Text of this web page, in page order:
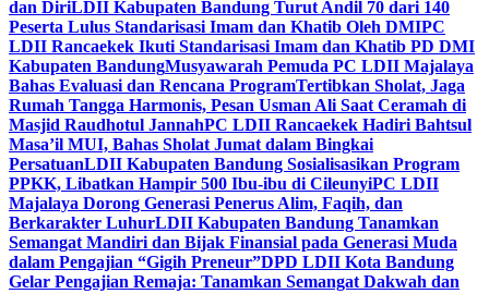
dan DiriLDII Kabupaten Bandung Turut Andil 70 dari 140
Peserta Lulus Standarisasi Imam dan Khatib Oleh DMIPC
LDII Rancaekek Ikuti Standarisasi Imam dan Khatib PD DMI
Kabupaten BandungMusyawarah Pemuda PC LDII Majalaya
Bahas Evaluasi dan Rencana ProgramTertibkan Sholat, Jaga
Rumah Tangga Harmonis, Pesan Usman Ali Saat Ceramah di
Masjid Raudhotul JannahPC LDII Rancaekek Hadiri Bahtsul
Masa’il MUI, Bahas Sholat Jumat dalam Bingkai
PersatuanLDII Kabupaten Bandung Sosialisasikan Program
PPKK, Libatkan Hampir 500 Ibu-ibu di CileunyiPC LDII
Majalaya Dorong Generasi Penerus Alim, Faqih, dan
Berkarakter LuhurLDII Kabupaten Bandung Tanamkan
Semangat Mandiri dan Bijak Finansial pada Generasi Muda
dalam Pengajian “Gigih Preneur”DPD LDII Kota Bandung
Gelar Pengajian Remaja: Tanamkan Semangat Dakwah dan